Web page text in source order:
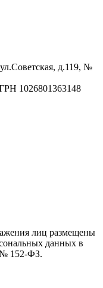
д.119, №
1026801363148
лиц размещены
данных в
№ 152-ФЗ.